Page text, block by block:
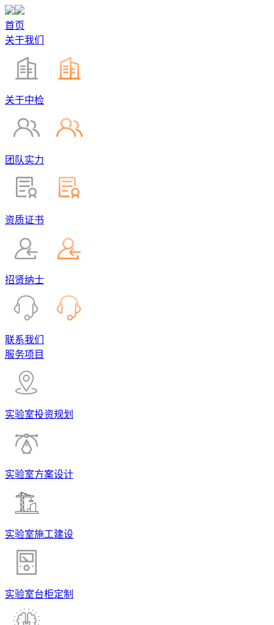
首页
关于我们
关于中检
团队实力
资质证书
招贤纳士
联系我们
服务项目
实验室投资规划
实验室方案设计
实验室施工建设
实验室台柜定制